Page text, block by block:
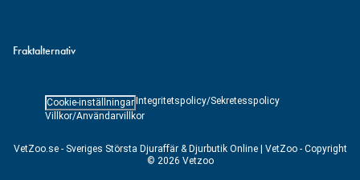
Fraktalternativ
VetZoo.se - Sveriges Största Djuraffär & Djurbutik Online | VetZoo - Copyright
© 2026 Vetzoo
Cookie-inställningar Integritetspolicy/Sekretesspolicy
Villkor/Användarvillkor